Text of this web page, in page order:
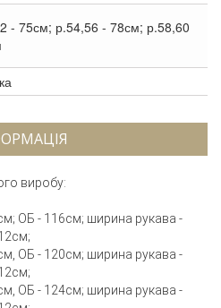
- 75см; р.54,56 - 78см; р.58,60
виробу:
ОБ - 116см; ширина рукава -
ОБ - 120см; ширина рукава -
ОБ - 124см; ширина рукава -